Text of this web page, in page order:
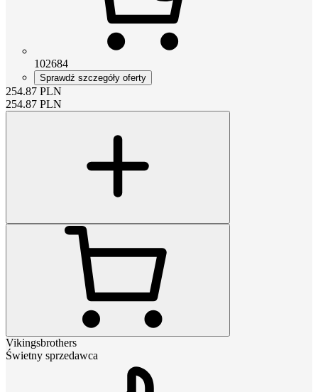
102684
Sprawdź szczegóły oferty
254.87 PLN
254.87 PLN
Vikingsbrothers
Świetny sprzedawca